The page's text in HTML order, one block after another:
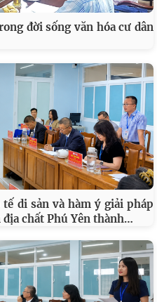
đời sống văn hóa cư dân
di sản và hàm ý giải pháp
chất Phú Yên thành…